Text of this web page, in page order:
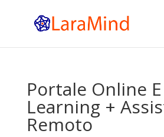
Portale Online E
Learning +
Remoto